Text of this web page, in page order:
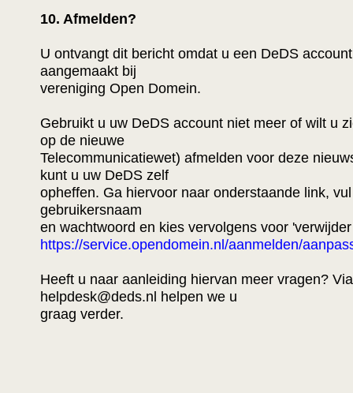
10. Afmelden?
U ontvangt dit bericht omdat u een DeDS
aangemaakt bij
vereniging Open Domein.
Gebruikt u uw DeDS account niet meer of wilt u
op de nieuwe
Telecommunicatiewet) afmelden voor deze
kunt u uw DeDS zelf
opheffen. Ga hiervoor naar onderstaande link,
gebruikersnaam
en wachtwoord en kies vervolgens voor
https://service.opendomein.nl/aanmelden/
Heeft u naar aanleiding hiervan meer vragen? Via
helpdesk@deds.nl helpen we u
graag verder.